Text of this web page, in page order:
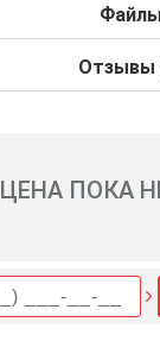
Файлы
Отзывы
ЦЕНА ПОКА